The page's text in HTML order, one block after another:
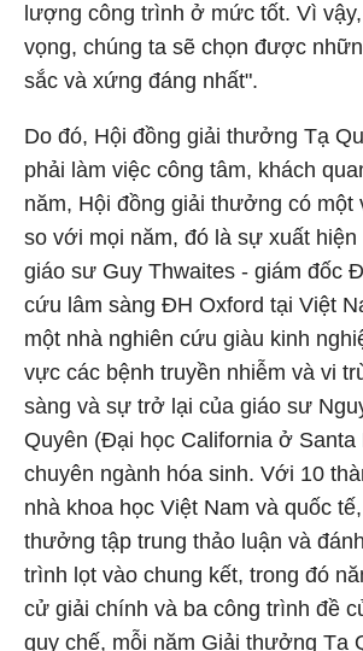
lượng công trình ở mức tốt. Vì
vọng, chúng ta sẽ chọn được
sắc và xứng đáng nhất".
Do đó, Hội đồng giải thưởng Tạ
phải làm việc công tâm, khách
năm, Hội đồng giải thưởng có một
so với mọi năm, đó là sự xuất hiện
giáo sư Guy Thwaites - giám đốc
cứu lâm sàng ĐH Oxford tại Việt
một nhà nghiên cứu giàu kinh
vực các bệnh truyền nhiễm và vi
sàng và sự trở lại của giáo sư
Quyên (Đại học California ở Santa
chuyên ngành hóa sinh. Với 10
nhà khoa học Việt Nam và quốc
thưởng tập trung thảo luận và
trình lọt vào chung kết, trong đó
cử giải chính và ba công trình đề
quy chế, mỗi năm Giải thưởng Tạ